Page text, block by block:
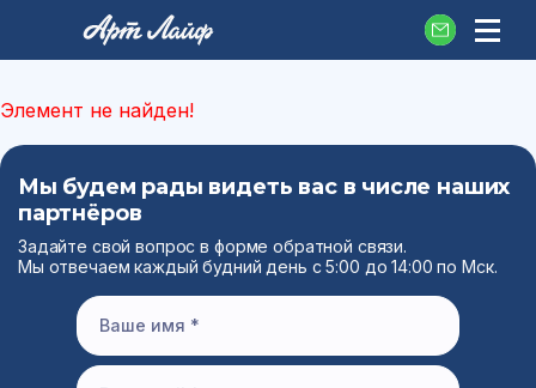
Элемент не найден!
Мы будем рады видеть вас в числе наших
партнёров
Задайте свой вопрос в форме обратной связи.
Мы отвечаем каждый будний день с 5:00 до 14:00 по Мск.